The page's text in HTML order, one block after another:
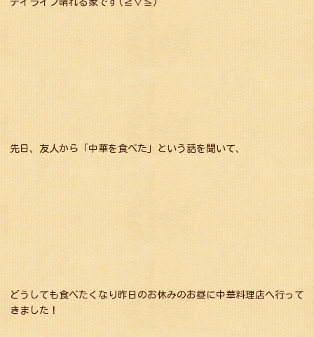
デイライフ晴れる家です(≧▽≦)
先日、友人から「中華を食べた」という話を聞いて、
どうしても食べたくなり昨日のお休みのお昼に中華料理店へ行って
きました！